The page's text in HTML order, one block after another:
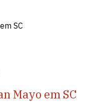
Mayo em SC